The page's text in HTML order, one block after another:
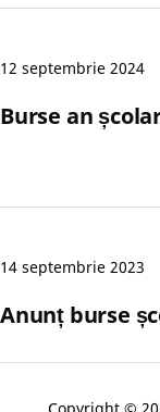
12 septembrie 2024
Burse an
14 septembrie 2023
Anunț burse